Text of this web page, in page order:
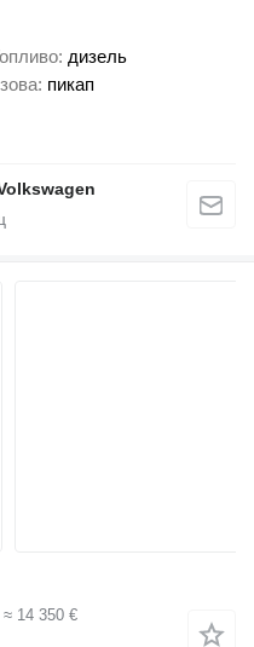
дизель
пикап
≈ 14 350 €